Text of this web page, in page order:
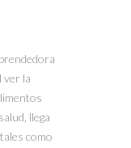
ver la
llega
como